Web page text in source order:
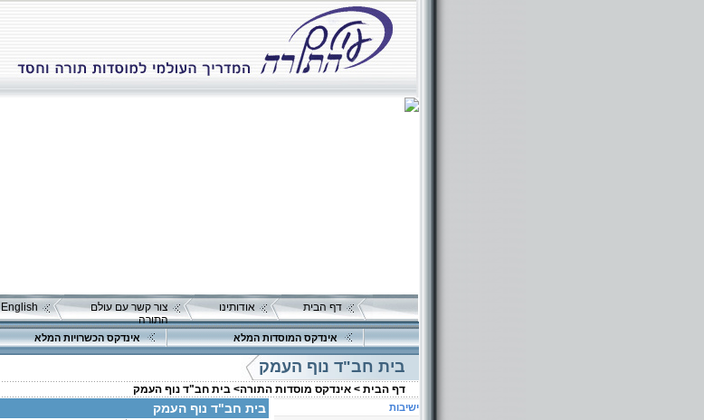
דף הבית אודותינו
צור קשר עם עולם
התורה
English
אינדקס המוסדות המלא אינדקס הכשרויות המלא
בית חב"ד נוף העמק
דף הבית > אינדקס מוסדות התורה> בית חב"ד נוף העמק
בית חב"ד נוף העמק
ישיבות